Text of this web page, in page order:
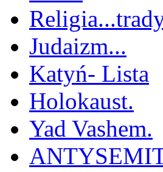
Judaizm...
Katyń- Lista
Holokaust.
Yad Vashem.